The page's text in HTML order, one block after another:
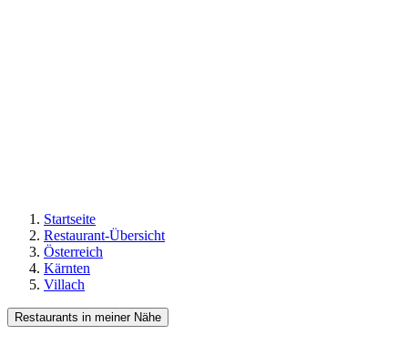
Startseite
Restaurant-Übersicht
Österreich
Kärnten
Villach
Restaurants in meiner Nähe